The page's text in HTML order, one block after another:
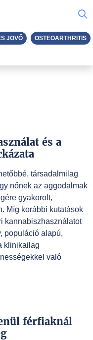
és a
társadalmilag
nőnek az aggodalmak
gyakorolt,
Míg korábbi kutatások
kannabiszhasználatot
populáció alapú,
klinikailag
való
férfiaknál
JÖVŐ OSTEOARTHRITIS